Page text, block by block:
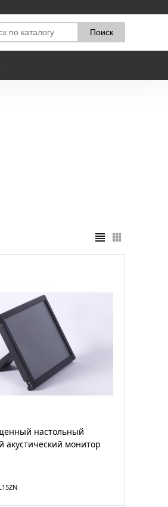
настольный
акустический монитор